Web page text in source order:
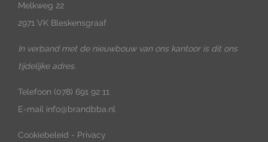
Melkweg 22
2971 VK Bleskensgraaf
In verband met de nieuwbouw van ons kantoor is dit ons
tijdelijke adres.
Telefoon (078) 691 92 11
E-mail info@brandbba.nl
Cookiebeleid - Privacy